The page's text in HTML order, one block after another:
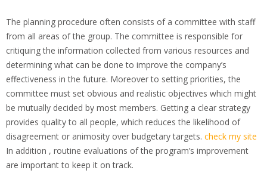
The planning procedure often consists of a committee with staff
from all areas of the group. The committee is responsible for
critiquing the information collected from various resources and
determining what can be done to improve the company’s
effectiveness in the future. Moreover to setting priorities, the
committee must set obvious and realistic objectives which might
be mutually decided by most members. Getting a clear strategy
provides quality to all people, which reduces the likelihood of
disagreement or animosity over budgetary targets. check my site
In addition , routine evaluations of the program’s improvement
are important to keep it on track.